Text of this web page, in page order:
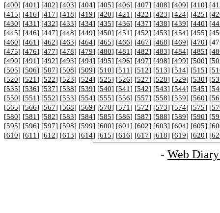
[400] [401] [402] [403] [404] [405] [406] [407] [408] [409] [410] [
[415] [416] [417] [418] [419] [420] [421] [422] [423] [424] [425] [
[430] [431] [432] [433] [434] [435] [436] [437] [438] [439] [440] [
[445] [446] [447] [448] [449] [450] [451] [452] [453] [454] [455] [
[460] [461] [462] [463] [464] [465] [466] [467] [468] [469] [470]
[475] [476] [477] [478] [479] [480] [481] [482] [483] [484] [485] [
[490] [491] [492] [493] [494] [495] [496] [497] [498] [499] [500] [
[505] [506] [507] [508] [509] [510] [511] [512] [513] [514] [515] [
[520] [521] [522] [523] [524] [525] [526] [527] [528] [529] [530] [
[535] [536] [537] [538] [539] [540] [541] [542] [543] [544] [545] [
[550] [551] [552] [553] [554] [555] [556] [557] [558] [559] [560] [
[565] [566] [567] [568] [569] [570] [571] [572] [573] [574] [575] [
[580] [581] [582] [583] [584] [585] [586] [587] [588] [589] [590] [
[595] [596] [597] [598] [599] [600] [601] [602] [603] [604] [605] [
[610] [611] [612] [613] [614] [615] [616] [617] [618] [619] [620] [
- Web